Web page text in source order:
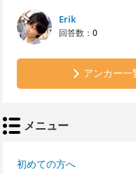
Erik
回答数： 0
アンカー一
メニュー
初めての方へ